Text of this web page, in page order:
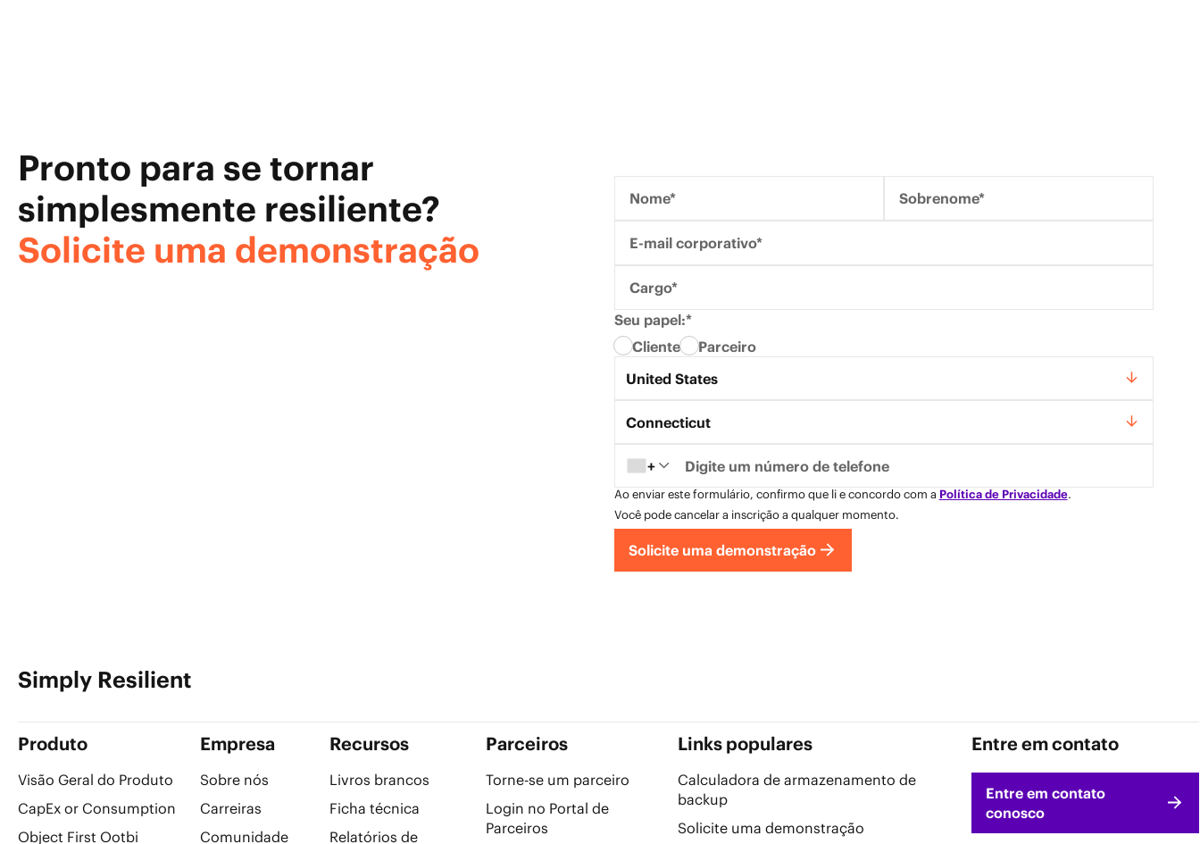
Pronto para se tornar
simplesmente resiliente?
Solicite uma demonstração
Nome* Sobrenome*
E-mail corporativo*
Cargo*
Seu papel:*
Cliente
Parceiro
País*
United States
Estado*
Connecticut
+
Ao enviar este formulário, confirmo que li e concordo com a Política de Privacidade.
Você pode cancelar a inscrição a qualquer momento.
Solicite uma demonstração
Simply Resilient
Produto
Visão Geral do Produto
CapEx or Consumption
Object First Ootbi
Empresa
Sobre nós
Carreiras
Comunidade
Recursos
Livros brancos
Ficha técnica
Relatórios de
Parceiros
Torne-se um parceiro
Login no Portal de
Parceiros
Links populares
Calculadora de armazenamento de
backup
Solicite uma demonstração
Entre em contato
Entre em contato
conosco